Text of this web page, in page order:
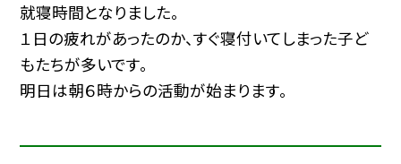
就寝時間となりました。
１日の疲れがあったのか、すぐ寝付いてしまった子ど
もたちが多いです。
明日は朝６時からの活動が始まります。